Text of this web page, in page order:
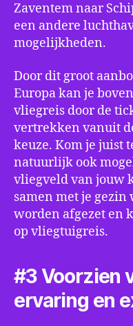
Zaventem naar
een andere
mogelijkheden.
Door dit groot
Europa kan je
vliegreis door de
vertrekken vanuit
keuze. Kom je juist
natuurlijk ook
vliegveld van jouw
samen met je
worden afgezet en
op vliegtuigreis.
#3 Voorzien
ervaring en